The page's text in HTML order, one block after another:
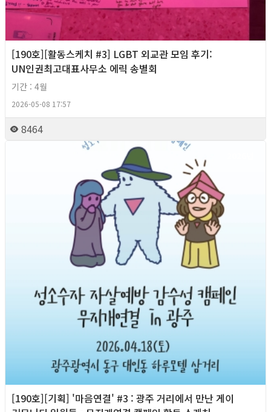
[190호][활동스케치 #3] LGBT 외교관 모임 후기:
UN인권최고대표사무소 에릭 송별회
기간 : 4월
2026-05-08 17:57
8464
[190호][기획] '마음연결' #3 : 광주 거리에서 만난 게이